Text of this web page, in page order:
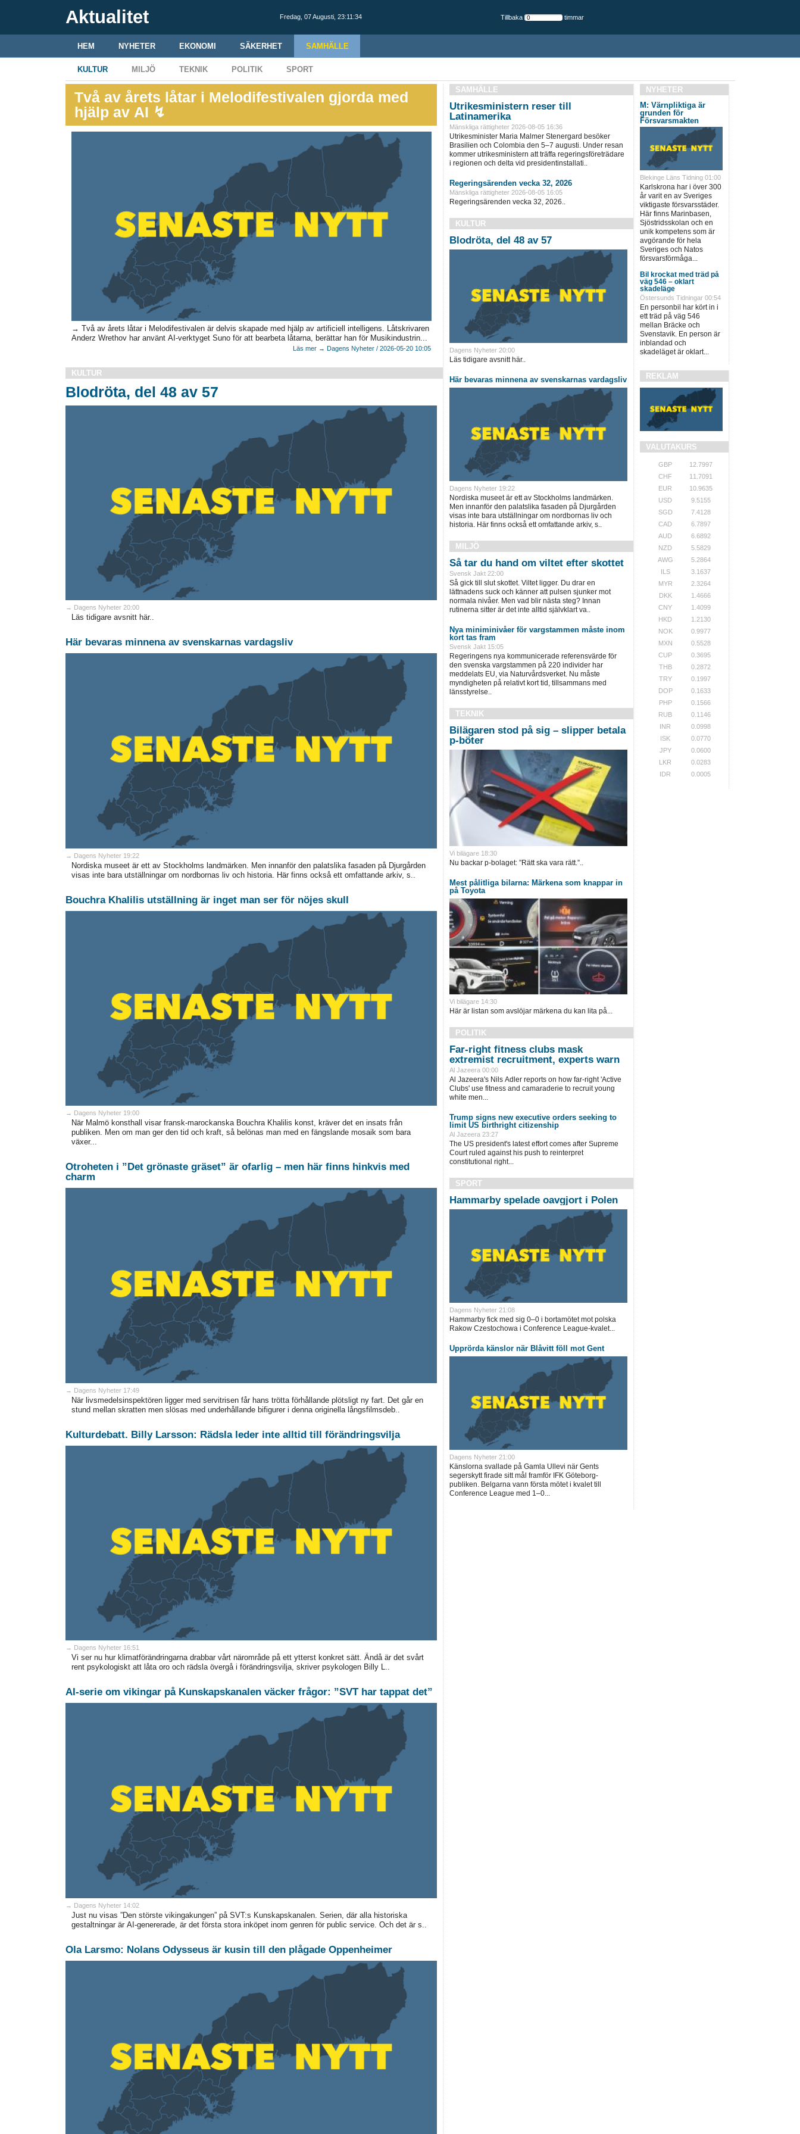
Aktualitet Fredag, 07 Augusti, 23:11:34 Tillbaka timmar
HEM NYHETER EKONOMI SÄKERHET SAMHÄLLE
KULTUR MILJÖ TEKNIK POLITIK SPORT
Två av årets låtar i Melodifestivalen gjorda med
hjälp av AI ↯
→ Två av årets låtar i Melodifestivalen är delvis skapade med hjälp av artificiell intelligens. Låtskrivaren
Anderz Wrethov har använt AI-verktyget Suno för att bearbeta låtarna, berättar han för Musikindustrin...
Läs mer → Dagens Nyheter / 2026-05-20 10:05
KULTUR
Blodröta, del 48 av 57
→ Dagens Nyheter 20:00
Läs tidigare avsnitt här..
Här bevaras minnena av svenskarnas vardagsliv
→ Dagens Nyheter 19:22
Nordiska museet är ett av Stockholms landmärken. Men innanför den palatslika fasaden på Djurgården
visas inte bara utställningar om nordbornas liv och historia. Här finns också ett omfattande arkiv, s..
Bouchra Khalilis utställning är inget man ser för nöjes skull
→ Dagens Nyheter 19:00
När Malmö konsthall visar fransk-marockanska Bouchra Khalilis konst, kräver det en insats från
publiken. Men om man ger den tid och kraft, så belönas man med en fängslande mosaik som bara
växer...
Otroheten i ”Det grönaste gräset” är ofarlig – men här finns hinkvis med
charm
→ Dagens Nyheter 17:49
När livsmedelsinspektören ligger med servitrisen får hans trötta förhållande plötsligt ny fart. Det går en
stund mellan skratten men slösas med underhållande bifigurer i denna originella långsfilmsdeb..
Kulturdebatt. Billy Larsson: Rädsla leder inte alltid till förändringsvilja
→ Dagens Nyheter 16:51
Vi ser nu hur klimatförändringarna drabbar vårt närområde på ett ytterst konkret sätt. Ändå är det svårt
rent psykologiskt att låta oro och rädsla övergå i förändringsvilja, skriver psykologen Billy L..
AI-serie om vikingar på Kunskapskanalen väcker frågor: ”SVT har tappat det”
→ Dagens Nyheter 14:02
Just nu visas ”Den störste vikingakungen” på SVT:s Kunskapskanalen. Serien, där alla historiska
gestaltningar är AI-genererade, är det första stora inköpet inom genren för public service. Och det är s..
Ola Larsmo: Nolans Odysseus är kusin till den plågade Oppenheimer
SAMHÄLLE
Utrikesministern reser till
Latinamerika
Mänskliga rättigheter 2026-08-05 16:36
Utrikesminister Maria Malmer Stenergard besöker
Brasilien och Colombia den 5–7 augusti. Under resan
kommer utrikesministern att träffa regeringsföreträdare
i regionen och delta vid presidentinstallati..
Regeringsärenden vecka 32, 2026
Mänskliga rättigheter 2026-08-05 16:05
Regeringsärenden vecka 32, 2026..
KULTUR
Blodröta, del 48 av 57
Dagens Nyheter 20:00
Läs tidigare avsnitt här..
Här bevaras minnena av svenskarnas vardagsliv
Dagens Nyheter 19:22
Nordiska museet är ett av Stockholms landmärken.
Men innanför den palatslika fasaden på Djurgården
visas inte bara utställningar om nordbornas liv och
historia. Här finns också ett omfattande arkiv, s..
MILJÖ
Så tar du hand om viltet efter skottet
Svensk Jakt 22:00
Så gick till slut skottet. Viltet ligger. Du drar en
lättnadens suck och känner att pulsen sjunker mot
normala nivåer. Men vad blir ­nästa steg? Innan
rutinerna sitter är det inte alltid självklart va..
Nya miniminivåer för vargstammen måste inom
kort tas fram
Svensk Jakt 15:05
Regeringens nya kommunicerade referensvärde för
den svenska vargstammen på 220 individer har
meddelats EU, via Naturvårdsverket. Nu måste
myndigheten på relativt kort tid, tillsammans med
länsstyrelse..
TEKNIK
Bilägaren stod på sig – slipper betala
p-böter
Vi bilägare 18:30
Nu backar p-bolaget: ”Rätt ska vara rätt.”..
Mest pålitliga bilarna: Märkena som knappar in
på Toyota
Vi bilägare 14:30
Här är listan som avslöjar märkena du kan lita på...
POLITIK
Far-right fitness clubs mask
extremist recruitment, experts warn
Al Jazeera 00:00
Al Jazeera's Nils Adler reports on how far-right 'Active
Clubs' use fitness and camaraderie to recruit young
white men...
Trump signs new executive orders seeking to
limit US birthright citizenship
Al Jazeera 23:27
The US president's latest effort comes after Supreme
Court ruled against his push to reinterpret
constitutional right...
SPORT
Hammarby spelade oavgjort i Polen
Dagens Nyheter 21:08
Hammarby fick med sig 0–0 i bortamötet mot polska
Rakow Czestochowa i Conference League-kvalet...
Upprörda känslor när Blåvitt föll mot Gent
Dagens Nyheter 21:00
Känslorna svallade på Gamla Ullevi när Gents
segerskytt firade sitt mål framför IFK Göteborg-
publiken. Belgarna vann första mötet i kvalet till
Conference League med 1–0...
NYHETER
M: Värnpliktiga är
grunden för
Försvarsmakten
Blekinge Läns Tidning 01:00
Karlskrona har i över 300
år varit en av Sveriges
viktigaste försvarsstäder.
Här finns Marinbasen,
Sjöstridsskolan och en
unik kompetens som är
avgörande för hela
Sveriges och Natos
försvarsförmåga...
Bil krockat med träd på
väg 546 – oklart
skadeläge
Östersunds Tidningar 00:54
En personbil har kört in i
ett träd på väg 546
mellan Bräcke och
Svenstavik. En person är
inblandad och
skadeläget är oklart...
REKLAM
VALUTAKURS
GBP
12.7997
CHF
11.7091
EUR
10.9635
USD
9.5155
SGD
7.4128
CAD
6.7897
AUD
6.6892
NZD
5.5829
AWG
5.2864
ILS
3.1637
MYR
2.3264
DKK
1.4666
CNY
1.4099
HKD
1.2130
NOK
0.9977
MXN
0.5528
CUP
0.3695
THB
0.2872
TRY
0.1997
DOP
0.1633
PHP
0.1566
RUB
0.1146
INR
0.0998
ISK
0.0770
JPY
0.0600
LKR
0.0283
IDR
0.0005